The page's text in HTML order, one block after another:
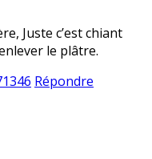
Juste c’est chiant
le plâtre.
Répondre